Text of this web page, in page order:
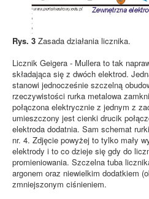
Rys. 3 Zasada działania licznika.
Licznik Geigera - Mullera to tak
składająca się z dwóch elektrod.
stanowi jednocześnie szczelną
rzeczywistości rurka metalowa
połączona elektrycznie z jednym z
umieszczony jest cienki drucik
elektroda dodatnia. Sam schemat
nr. 4. Zdjęcie powyżej to tylko mały
elektrody i to co dzieje się gdy do
promieniowania. Szczelna tuba
argonem oraz niewielkim dodatkiem
zmniejszonym ciśnieniem.